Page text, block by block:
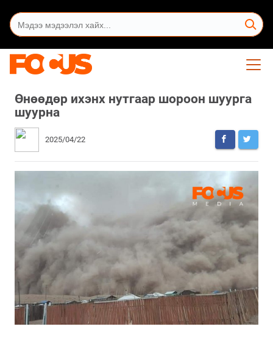
Өнөөдөр ихэнх нутгаар шороон шуурга
шуурна
2025/04/22